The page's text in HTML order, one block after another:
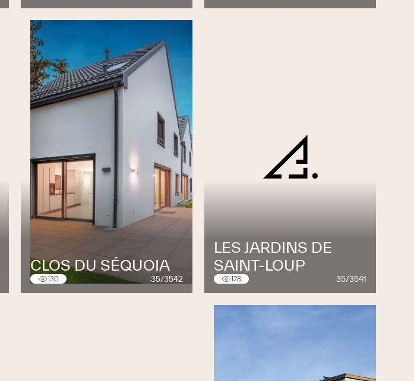
CLOS DU SÉQUOIA
130 35/3542
LES JARDINS DE
SAINT-LOUP
128 35/3541